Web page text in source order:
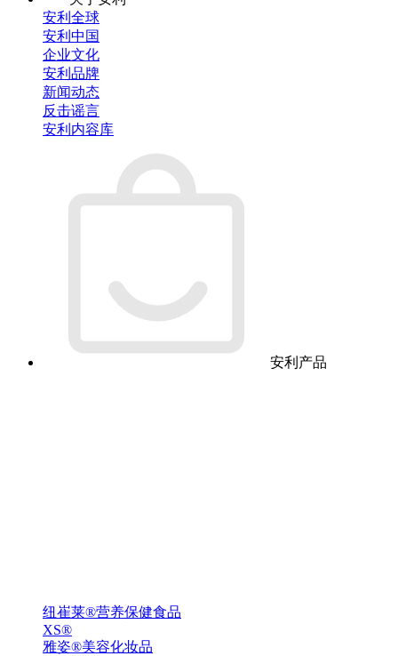
安利全球
安利中国
企业文化
安利品牌
新闻动态
反击谣言
安利内容库
安利产品
纽崔莱®营养保健食品
XS®
雅姿®美容化妆品